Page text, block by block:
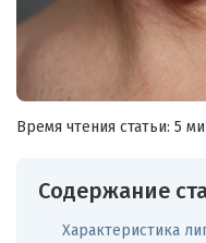
Время чтения статьи: 5
Содержание
Характеристика